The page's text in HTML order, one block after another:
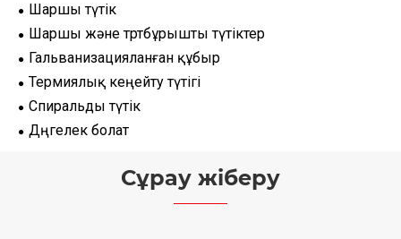
Шаршы түтік
Шаршы және төртбұрышты түтіктер
Гальванизацияланған құбыр
Термиялық кеңейту түтігі
Спиральды түтік
Дөңгелек болат
Сұрау жіберу